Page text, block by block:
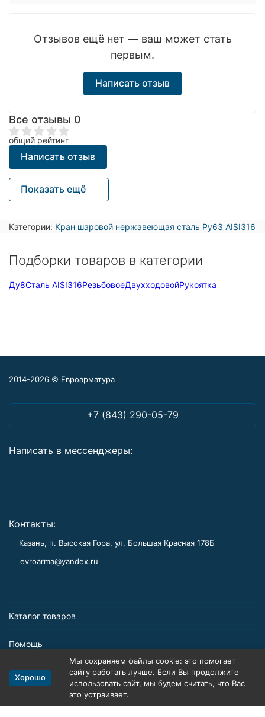
Отзывов ещё нет — ваш может стать
первым.
Написать отзыв
Все отзывы 0
общий рейтинг
Написать отзыв
Показать ещё
Категории: Кран шаровой нержавеющая сталь Ру63 AISI316
Подборки товаров в категории
Ду8Сталь AISI316РезьбовоеДвухходовойРукоятка
2014-2026 © Евроарматура
+7 (843) 290-05-79
Написать в мессенджеры:
Контакты:
Казань, п. Высокая Гора, ул. Большая Красная 178Б
evroarma@yandex.ru
Каталог товаров
Помощь
Информация
Политика персональных данных Карта сайта
Хорошо
Мы сохраняем файлы cookie: это помогает
сайту работать лучше. Если Вы продолжите
использовать сайт, мы будем считать, что Вас
это устраивает.